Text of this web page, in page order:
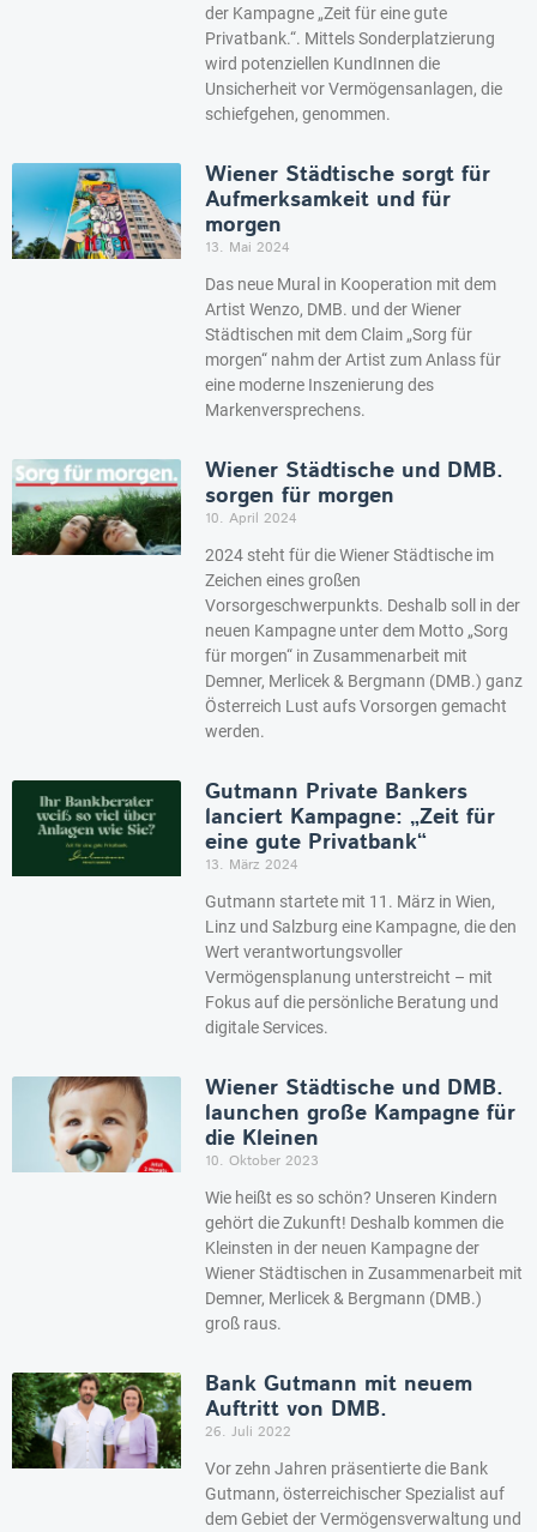
der Kampagne „Zeit für eine gute
Privatbank.“. Mittels Sonderplatzierung
wird potenziellen KundInnen die
Unsicherheit vor Vermögensanlagen, die
schiefgehen, genommen.
Wiener Städtische sorgt für
Aufmerksamkeit und für
morgen
13. Mai 2024
Das neue Mural in Kooperation mit dem
Artist Wenzo, DMB. und der Wiener
Städtischen mit dem Claim „Sorg für
morgen“ nahm der Artist zum Anlass für
eine moderne Inszenierung des
Markenversprechens.
Wiener Städtische und DMB.
sorgen für morgen
10. April 2024
2024 steht für die Wiener Städtische im
Zeichen eines großen
Vorsorgeschwerpunkts. Deshalb soll in der
neuen Kampagne unter dem Motto „Sorg
für morgen“ in Zusammenarbeit mit
Demner, Merlicek & Bergmann (DMB.) ganz
Österreich Lust aufs Vorsorgen gemacht
werden.
Gutmann Private Bankers
lanciert Kampagne: „Zeit für
eine gute Privatbank“
13. März 2024
Gutmann startete mit 11. März in Wien,
Linz und Salzburg eine Kampagne, die den
Wert verantwortungsvoller
Vermögensplanung unterstreicht – mit
Fokus auf die persönliche Beratung und
digitale Services.
Wiener Städtische und DMB.
launchen große Kampagne für
die Kleinen
10. Oktober 2023
Wie heißt es so schön? Unseren Kindern
gehört die Zukunft! Deshalb kommen die
Kleinsten in der neuen Kampagne der
Wiener Städtischen in Zusammenarbeit mit
Demner, Merlicek & Bergmann (DMB.)
groß raus.
Bank Gutmann mit neuem
Auftritt von DMB.
26. Juli 2022
Vor zehn Jahren präsentierte die Bank
Gutmann, österreichischer Spezialist auf
dem Gebiet der Vermögensverwaltung und